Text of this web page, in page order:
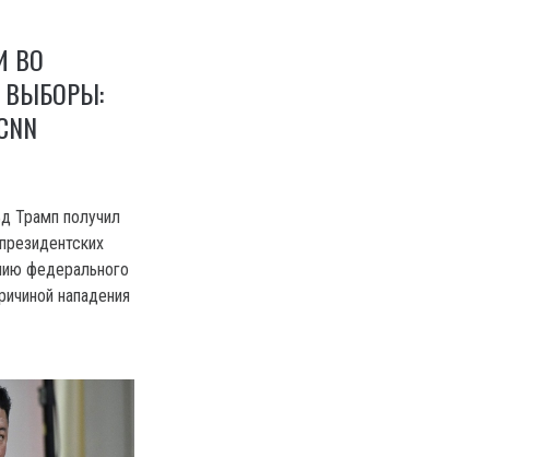
ВО
ВЫБОРЫ:
Трамп получил
федерального
нападения